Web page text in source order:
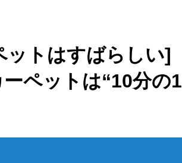
ットはすばらしい]
ペットは“10分の1